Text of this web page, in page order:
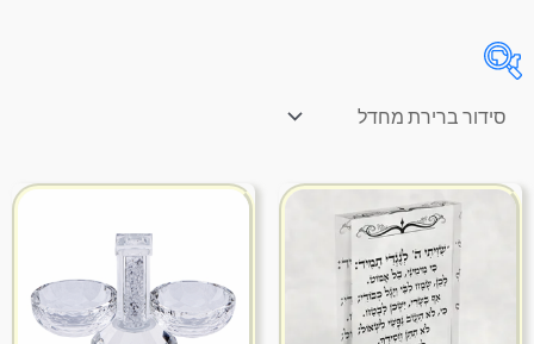
קטגוריות מוצרים